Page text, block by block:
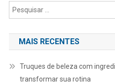
MAIS RECENTES
Truques de beleza com
transformar sua rotina